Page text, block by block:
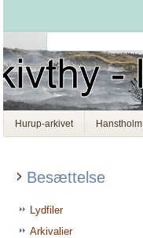
Hurup-arkivet Hanstholm
Besættelse
Lydfiler
Arkivalier